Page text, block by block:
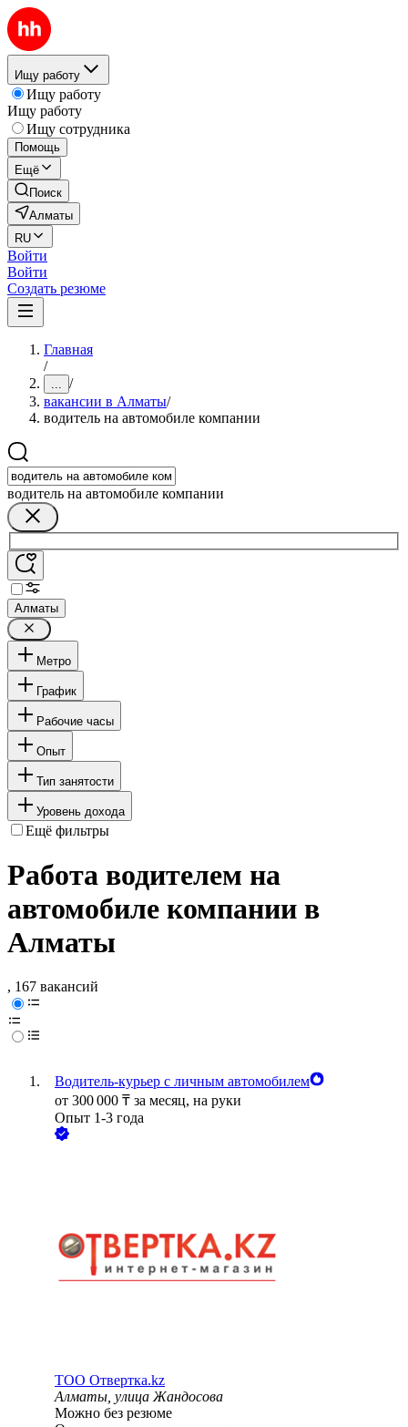
Ищу работу
Ищу работу
Ищу работу
Ищу сотрудника
Помощь
Ещё
Поиск
Алматы
RU
Войти
Войти
Создать резюме
Главная
/
... /
вакансии в Алматы/
водитель на автомобиле компании
водитель на автомобиле компании
Алматы
Метро
График
Рабочие часы
Опыт
Тип занятости
Уровень дохода
Ещё фильтры
Работа водителем на
автомобиле компании в
Алматы
, 167 вакансий
Водитель-курьер с личным автомобилем
от 300 000 ₸ за месяц, на руки
Опыт 1-3 года
ТОО Отвертка.kz
Алматы, улица Жандосова
Можно без резюме